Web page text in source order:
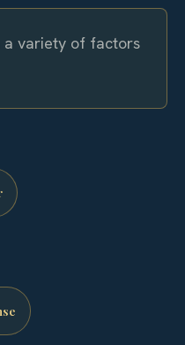
a variety of factors